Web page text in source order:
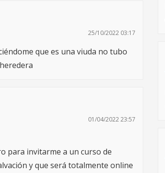
25/10/2022 03:17
que es una viuda no tubo
01/04/2022 23:57
para invitarme a un curso de
y que será totalmente online